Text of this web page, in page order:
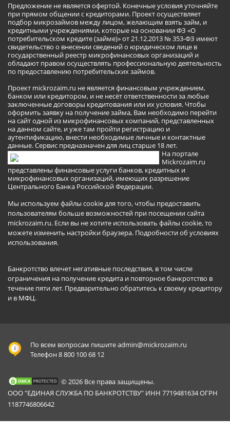
Предложение не является офертой. Конечные условия уточняйте
при прямом общении с кредиторами. Проект осуществляет
подбор микрозаймов между лицом, желающим взять займ, и
кредитными учреждениями, которые на основании ФЗ «О
потребительском кредите (займе)» от 21.12.2013 № 353-ФЗ имеют
свидетельство о внесении сведений о юридическом лице в
государственный реестр микрофинансовых организаций и
обладают правом осуществлять профессиональную деятельность
по предоставлению потребительских займов.
Проект mickrozaim.ru не является финансовым учреждением,
банком или кредитором, и не несёт ответственности за любые
заключенные договоры кредитования или их условия. Чтобы
оформить заявку на получение займа, Вам необходимо перейти
на сайт одной из микрофинансовых компаний, представленных
на данном сайте, и уже там пройти регистрацию и
аутентификацию, внести необходимые личные и контактные
данные. Сервис предназначен для лиц старше 18 лет.
На портале
Mickrozaim.ru
представлены финансовые услуги банков, кредитных и
микрофинансовых организаций, имеющих разрешение
Центрального Банка Российской Федерации.
Мы используем файлы cookie для того, чтобы предоставить
пользователям больше возможностей при посещении сайта
mickrozaim.ru. Если вы не хотите использовать файлы cookie, то
можете изменить настройки браузера. Подробности об условиях
использования.
Банкротство влечет негативные последствия, в том числе
ограничения на получение кредита и повторное банкротство в
течение пяти лет. Предварительно обратитесь к своему кредитору
и в МФЦ.
По всем вопросам пишитеadmin@mickrozaim.ru
Телефон 8 800 100 68 12
© 2026 Все права защищены.
ООО "ЕДИНАЯ СЛУЖБА ПО БАНКРОТСТВУ" ИНН 7719481634 ОГРН
1187746806642